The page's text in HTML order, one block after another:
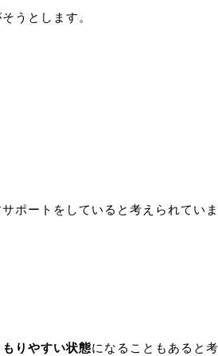
うとします。
ポートをしていると考えられていま
りやすい状態になることもあると